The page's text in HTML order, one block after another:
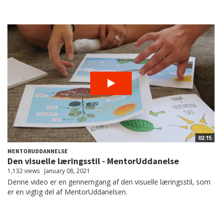
02:15
MENTORUDDANNELSE
Den visuelle læringsstil - MentorUddanelse
1,132 views January 08, 2021
Denne video er en gennemgang af den visuelle læringsstil, som
er en vigtig del af MentorUddanelsen.